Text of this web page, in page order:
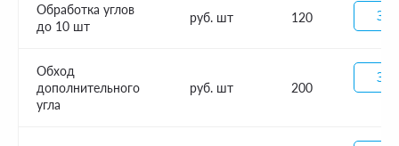
Обработка углов
до 10 шт
руб. шт 120
Обход
дополнительного
угла
руб. шт 200